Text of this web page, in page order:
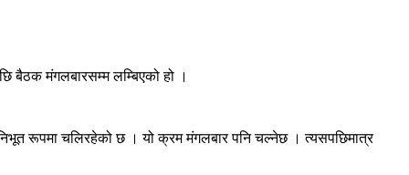
बैठक मंगलबारसम्म लम्बिएको हो ।
रूपमा चलिरहेको छ । यो क्रम मंगलबार पनि चल्नेछ । त्यसपछिमात्र